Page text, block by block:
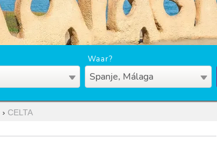
Waar?
Spanje, Málaga
› CELTA